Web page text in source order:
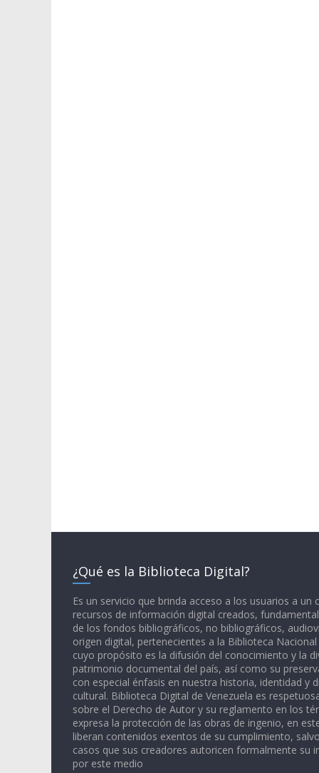
¿Qué es la Biblioteca Digital?
Es un servicio que brinda acceso a los usuarios a un
recursos de información digital creados,
de los fondos bibliográficos, no bibliográficos,
origen digital, pertenecientes a la Biblioteca Nacional
cuyo propósito es la difusión del conocimiento y la
patrimonio documental del país, así como su
con especial énfasis en nuestra historia, identidad y
cultural. Biblioteca Digital de Venezuela es
sobre el Derecho de Autor y su reglamento en los
expresa la protección de las obras de ingenio, en
liberan contenidos exentos de su cumplimiento,
casos que sus creadores autoricen formalmente su
por este medio